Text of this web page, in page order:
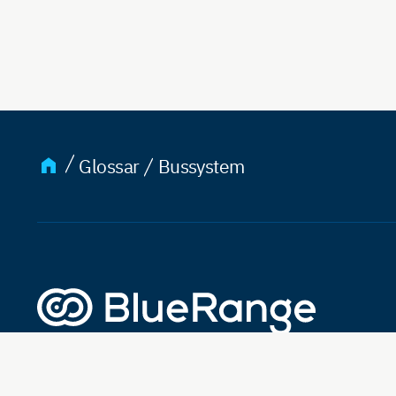
Glossar Bussystem